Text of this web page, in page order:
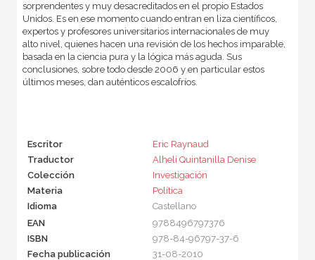
sorprendentes y muy desacreditados en el propio Estados
Unidos. Es en ese momento cuando entran en liza científicos,
expertos y profesores universitarios internacionales de muy
alto nivel, quienes hacen una revisión de los hechos imparable,
basada en la ciencia pura y la lógica más aguda. Sus
conclusiones, sobre todo desde 2006 y en particular estos
últimos meses, dan auténticos escalofríos.
Escritor
Eric Raynaud
Traductor
Alhelí Quintanilla Denise
Colección
Investigación
Materia
Política
Idioma
Castellano
EAN
9788496797376
ISBN
978-84-96797-37-6
Fecha publicación
31-08-2010